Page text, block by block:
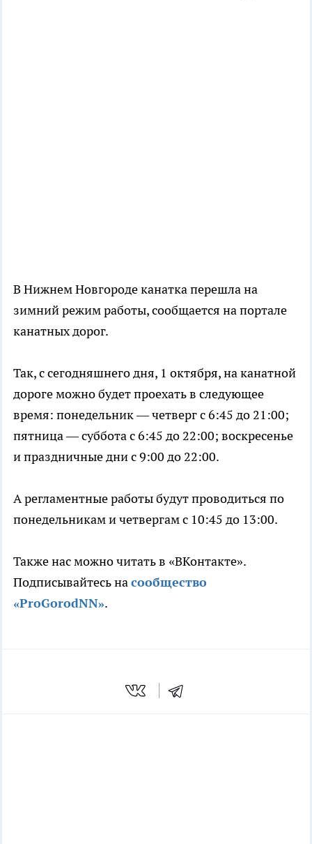
В Нижнем Новгороде канатка перешла на
зимний режим работы, сообщается на портале
канатных дорог.
Так, с сегодняшнего дня, 1 октября, на канатной
дороге можно будет проехать в следующее
время: понедельник — четверг с 6:45 до 21:00;
пятница — суббота с 6:45 до 22:00; воскресенье
и праздничные дни с 9:00 до 22:00.
А регламентные работы будут проводиться по
понедельникам и четвергам с 10:45 до 13:00.
Также нас можно читать в «ВКонтакте».
Подписывайтесь насообщество
«ProGorodNN».